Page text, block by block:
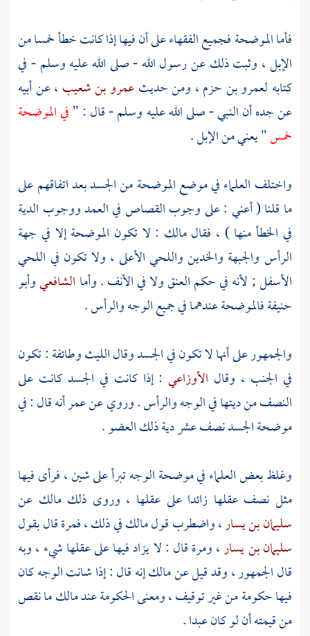
فأما الموضحة فجميع الفقهاء على أن فيها إذا كانت خطأ خمسا من
الإبل ، وثبت ذلك عن رسول الله - صلى الله عليه وسلم - في
كتابه لعمرو بن حزم، ومن حديثعمرو بن شعيب ، عن أبيه
عن جده أن النبي - صلى الله عليه وسلم - قال : "في الموضحة
خمس" يعني من الإبل .
واختلف العلماء في موضع الموضحة من الجسد بعد اتفاقهم على
ما قلنا ( أعني : على وجوب القصاص في العمد ووجوب الدية
في الخطأ منها ) ، فقالمالك : لا تكون الموضحة إلا في جهة
الرأس والجبهة والخدين واللحي الأعلى ، ولا تكون في اللحي
الأسفل ; لأنه في حكم العنق ولا في الأنف . وأما الشافعيوأبو
حنيفةفالموضحة عندهما في جميع الوجه والرأس .
والجمهور على أنها لا تكون في الجسد وقالالليثوطائفة : تكون
في الجنب ، وقال الأوزاعي : إذا كانت في الجسد كانت على
النصف من ديتها في الوجه والرأس . وروي عنعمرأنه قال : في
موضحة الجسد نصف عشر دية ذلك العضو .
وغلظ بعض العلماء في موضحة الوجه تبرأ على شين ، فرأى فيها
مثل نصف عقلها زائدا على عقلها ، وروى ذلكمالك عن
سليمان بن يسار، واضطرب قولمالكفي ذلك ، فمرة قال بقول
سليمان بن يسار، ومرة قال : لا يزاد فيها على عقلها شيء ، وبه
قال الجمهور ، وقد قيل عنمالكإنه قال : إذا شانت الوجه كان
فيها حكومة من غير توقيف ، ومعنى الحكومة عندمالكما نقص
من قيمته أن لو كان عبدا .